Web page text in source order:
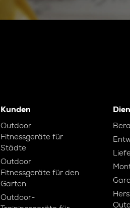
Kunden
Outdoor
Fitnessgeräte für
Städte
Outdoor
Fitnessgeräte für den
Garten
Outdoor-